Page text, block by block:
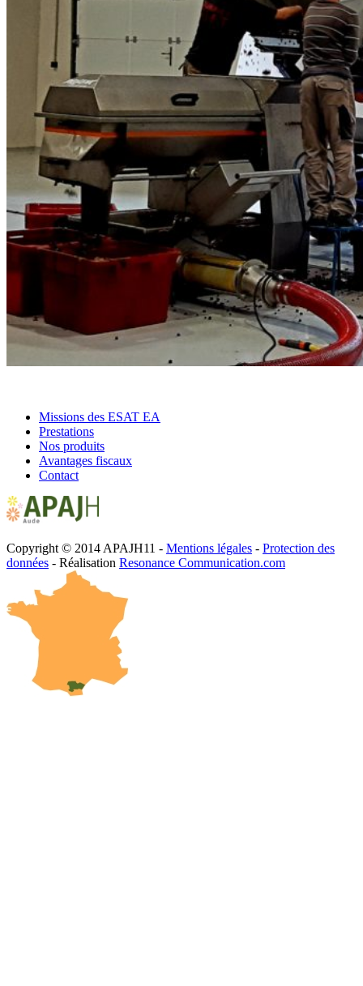
Missions des ESAT EA
Prestations
Nos produits
Avantages fiscaux
Contact
Copyright © 2014 APAJH11 - Mentions légales - Protection des
données - Réalisation Resonance Communication.com